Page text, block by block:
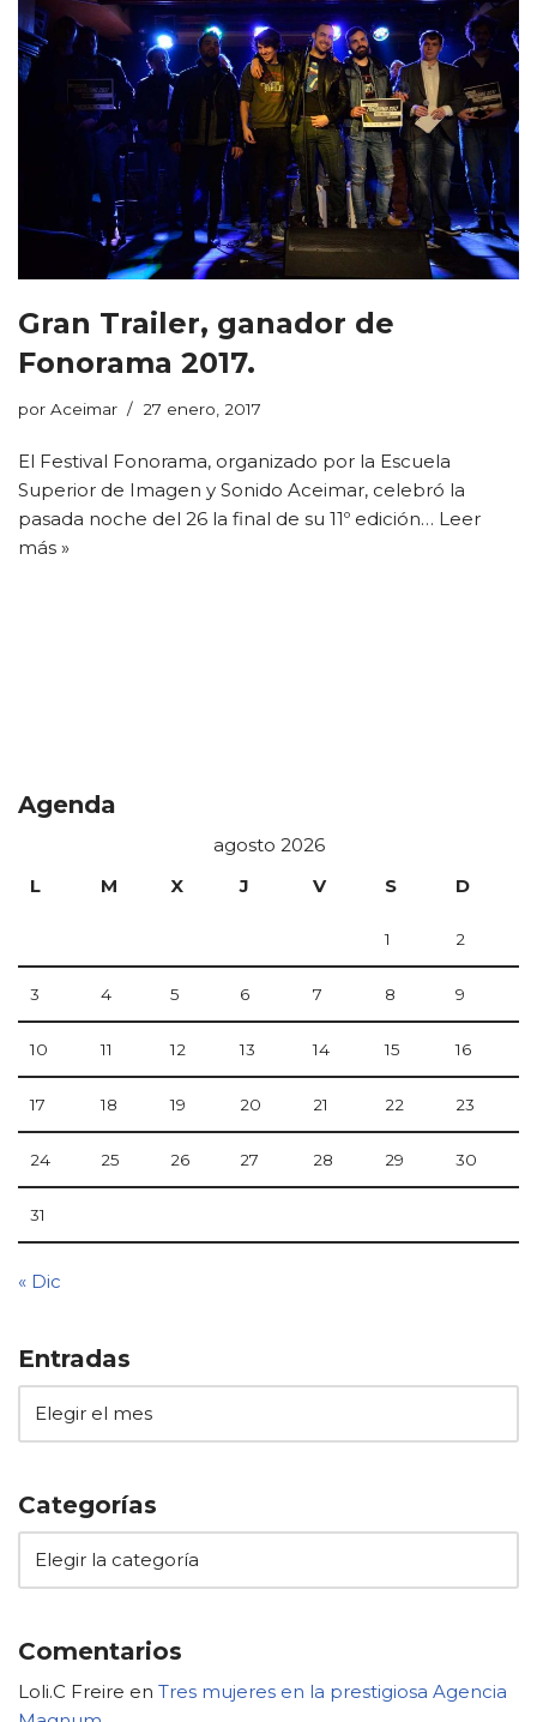
Gran Trailer, ganador de
Fonorama 2017.
por Aceimar 27 enero, 2017
El Festival Fonorama, organizado por la Escuela
Superior de Imagen y Sonido Aceimar, celebró la
pasada noche del 26 la final de su 11º edición… Leer
más »
Agenda
agosto 2026
L
M X J V S D
1 2
3 4 5 6 7 8 9
10 11 12 13 14 15 16
17 18 19 20 21 22 23
24 25 26 27 28 29 30
31
« Dic
Entradas
Categorías
Comentarios
Loli.C Freire en Tres mujeres en la prestigiosa Agencia